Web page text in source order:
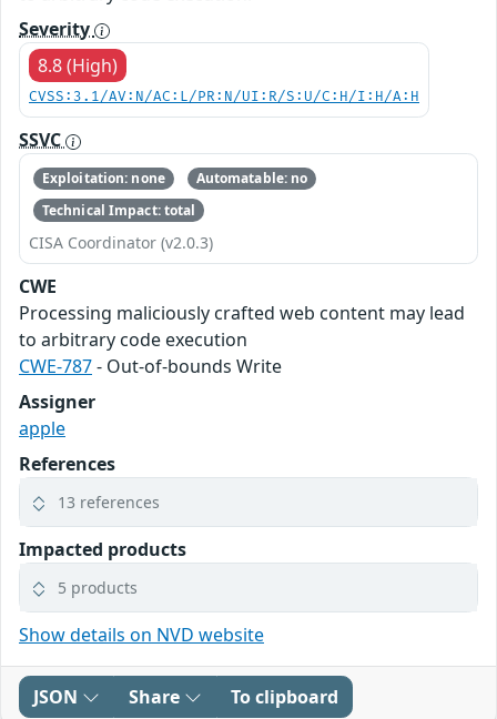
Severity
8.8 (High)
CVSS:3.1/AV:N/AC:L/PR:N/UI:R/S:U/C:H/I:H/A:H
SSVC
Exploitation: none
Automatable: no
Technical Impact: total
CISA Coordinator (v2.0.3)
CWE
Processing maliciously crafted web content may lead
to arbitrary code execution
CWE-787- Out-of-bounds Write
Assigner
apple
References
13 references
Impacted products
5 products
Show details on NVD website
JSON Share To clipboard